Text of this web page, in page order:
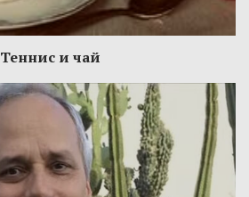
Теннис и чай